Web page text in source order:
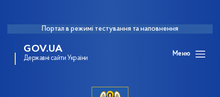
Портал в режимі тестування та наповнення
GOV.UA
Державні сайти України
Меню